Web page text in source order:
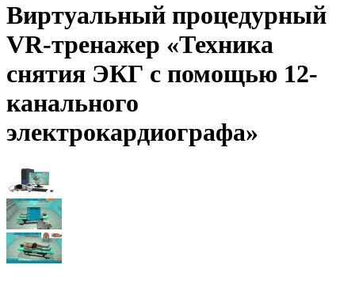
Виртуальный процедурный
VR-тренажер «Техника
снятия ЭКГ с помощью 12-
канального
электрокардиографа»